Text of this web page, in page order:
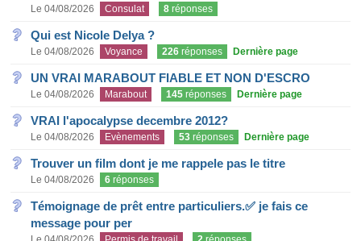
Le 04/08/2026 Consulat 8 réponses
Qui est Nicole Delya ?
Le 04/08/2026 Voyance 226 réponses Dernière page
UN VRAI MARABOUT FIABLE ET NON D'ESCRO
Le 04/08/2026 Marabout 145 réponses Dernière page
VRAI l'apocalypse decembre 2012?
Le 04/08/2026 Evènements 53 réponses Dernière page
Trouver un film dont je me rappele pas le titre
Le 04/08/2026 6 réponses
Témoignage de prêt entre particuliers.✅ je fais ce
message pour per